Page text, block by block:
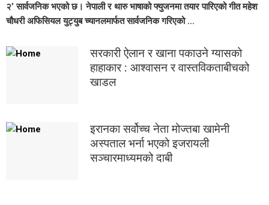
२’ सार्वजनिक भएको छ। नेपाली र थारु भाषाको फ्युजनमा तयार पारिएको गीत महेश
चौधरी अफिसियल युट्युब च्यानलमार्फत सार्वजनिक गरिएको ...
सरकारी ऐलान र खाना पकाउने ग्यासको
हाहाकार : आश्वासन र वास्तविकताबीचको
खाडल
इरानका सर्वोच्च नेता मोज्तबा खामेनी
अस्पताल भर्ना भएको इजरायली
सञ्चारमाध्यमको दाबी